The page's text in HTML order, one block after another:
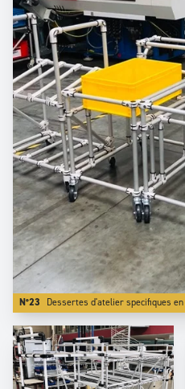
N°23 Dessertes d'atelier specifiques